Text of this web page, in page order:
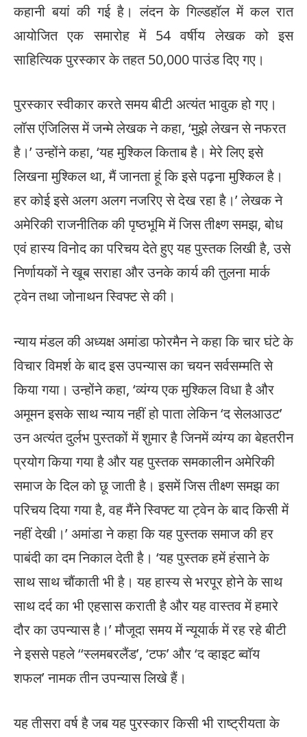
कहानी बयां की गई है। लंदन के गिल्डहॉल में कल रात
आयोजित एक समारोह में 54 वर्षीय लेखक को इस
साहित्यिक पुरस्कार के तहत 50,000 पाउंड दिए गए।
पुरस्कार स्वीकार करते समय बीटी अत्यंत भावुक हो गए।
लॉस एंजिलिस में जन्मे लेखक ने कहा, ‘मुझे लेखन से नफरत
है।’ उन्होंने कहा, ‘यह मुश्किल किताब है। मेरे लिए इसे
लिखना मुश्किल था, मैं जानता हूं कि इसे पढ़ना मुश्किल है।
हर कोई इसे अलग अलग नजरिए से देख रहा है।’ लेखक ने
अमेरिकी राजनीतिक की पृष्ठभूमि में जिस तीक्ष्ण समझ, बोध
एवं हास्य विनोद का परिचय देते हुए यह पुस्तक लिखी है, उसे
निर्णायकों ने खूब सराहा और उनके कार्य की तुलना मार्क
ट्वेन तथा जोनाथन स्विफ्ट से की।
न्याय मंडल की अध्यक्ष अमांडा फोरमैन ने कहा कि चार घंटे के
विचार विमर्श के बाद इस उपन्यास का चयन सर्वसम्मति से
किया गया। उन्होंने कहा, ‘व्यंग्य एक मुश्किल विधा है और
अमूमन इसके साथ न्याय नहीं हो पाता लेकिन ‘द सेलआउट’
उन अत्यंत दुर्लभ पुस्तकों में शुमार है जिनमें व्यंग्य का बेहतरीन
प्रयोग किया गया है और यह पुस्तक समकालीन अमेरिकी
समाज के दिल को छू जाती है। इसमें जिस तीक्ष्ण समझ का
परिचय दिया गया है, वह मैंने स्विफ्ट या ट्वेन के बाद किसी में
नहीं देखी।’ अमांडा ने कहा कि यह पुस्तक समाज की हर
पाबंदी का दम निकाल देती है। ‘यह पुस्तक हमें हंसाने के
साथ साथ चौंकाती भी है। यह हास्य से भरपूर होने के साथ
साथ दर्द का भी एहसास कराती है और यह वास्तव में हमारे
दौर का उपन्यास है।’ मौजूदा समय में न्यूयार्क में रह रहे बीटी
ने इससे पहले ‘‘स्लमबरलैंड’, ‘टफ’ और ‘द व्हाइट ब्वॉय
शफल’ नामक तीन उपन्यास लिखे हैं।
यह तीसरा वर्ष है जब यह पुरस्कार किसी भी राष्ट्रीयता के